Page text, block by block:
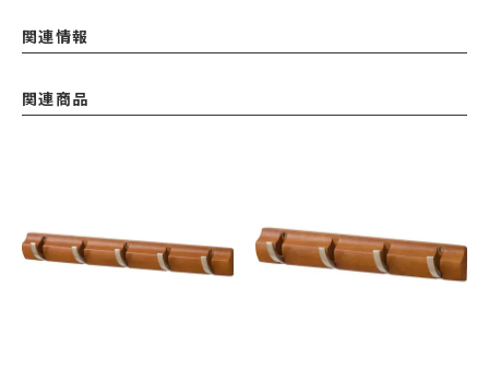
関連情報
関連商品